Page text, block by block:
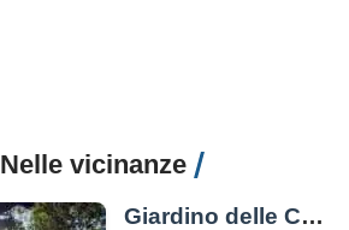
Nelle vicinanze
Giardino delle Cascate a Roma